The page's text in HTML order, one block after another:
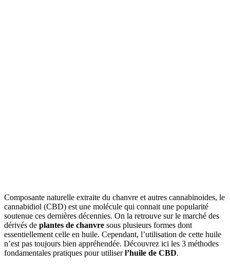
Composante naturelle extraite du chanvre et autres cannabinoides, le
cannabidiol (CBD) est une molécule qui connait une popularité
soutenue ces dernières décennies. On la retrouve sur le marché des
dérivés de plantes de chanvre sous plusieurs formes dont
essentiellement celle en huile. Cependant, l’utilisation de cette huile
n’est pas toujours bien appréhendée. Découvrez ici les 3 méthodes
fondamentales pratiques pour utiliserl’huile de CBD.